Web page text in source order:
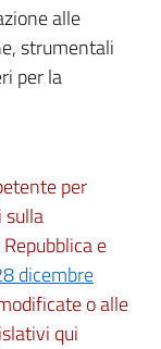
alle
strumentali
per la
per
sulla
e
dicembre
o alle
qui